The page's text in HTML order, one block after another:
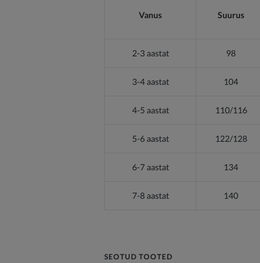
Vanus Suurus
2-3 aastat 98
3-4 aastat 104
4-5 aastat 110/116
5-6 aastat 122/128
6-7 aastat 134
7-8 aastat 140
SEOTUD TOOTED